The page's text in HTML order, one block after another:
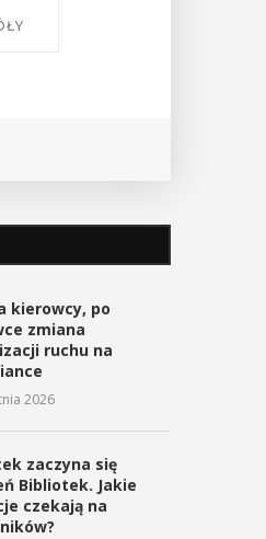
kierowcy, po
zmiana
ruchu na
2026
zaczyna się
Bibliotek. Jakie
czekają na